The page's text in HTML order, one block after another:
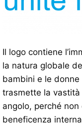
Il logo contiene
la natura globale
bambini e le
trasmette la vastità
angolo, perché
beneficenza